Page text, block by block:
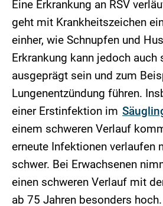
Eine Erkrankung an RSV
geht mit Krankheitszeichen
einher, wie Schnupfen und
Erkrankung kann jedoch auch
ausgeprägt sein und zum
Lungenentzündung führen.
einer Erstinfektion im
einem schweren Verlauf
erneute Infektionen verlaufen
schwer. Bei Erwachsenen
einen schweren Verlauf mit
ab 75 Jahren besonders hoch.